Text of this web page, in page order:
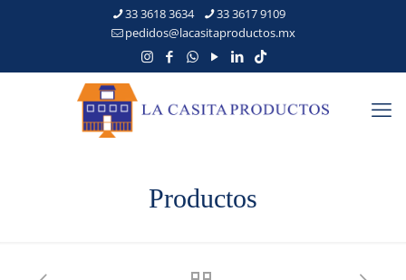
33 3618 3634
33 3617 9109
pedidos@lacasitaproductos.mx
Productos